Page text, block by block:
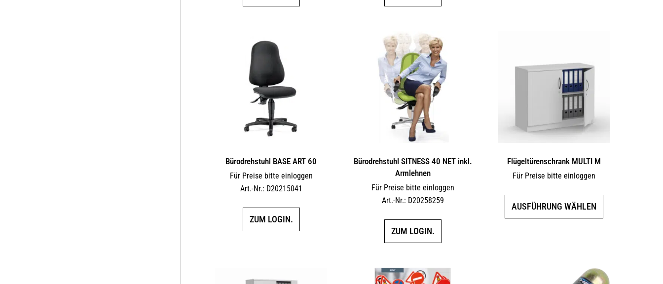
Bürodrehstuhl BASE ART 60
Für Preise bitte einloggen
Art.-Nr.: D20215041
ZUM LOGIN.
Bürodrehstuhl SITNESS 40 NET inkl.
Armlehnen
Für Preise bitte einloggen
Art.-Nr.: D20258259
ZUM LOGIN.
Flügeltürenschrank MULTI M
Für Preise bitte einloggen
AUSFÜHRUNG WÄHLEN
Die